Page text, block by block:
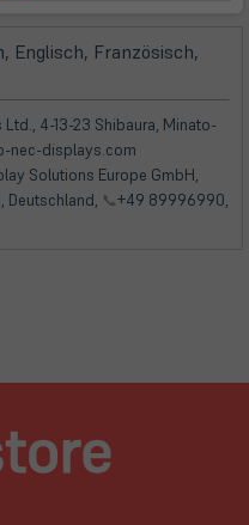
Tab)
Englisch, Französisch,
4-13-23 Shibaura, Minato-
nec-displays.com
Solutions Europe GmbH,
Deutschland, 📞+49 89996990,